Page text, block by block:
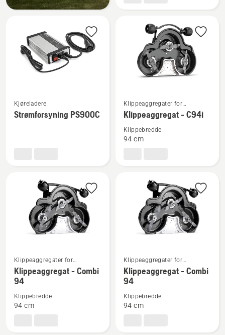
flere
detaljer
Kjøreladere
Strømforsyning PS900C
flere
detaljer
om
Klippeaggregater for
frontklippere til bruk i
boligområder
Klippeaggregat - C94i
Klippebredde
94 cm
Se
flere
detaljer
om
Klippeaggregat
Klippeaggregater for
frontklippere til bruk i
boligområder
Klippeaggregat - Combi
94
Klippebredde
94 cm
Se
flere
detaljer
om
Klippeaggregat
Klippeaggregater for
frontklippere til bruk i
boligområder
Klippeaggregat - Combi
94
Klippebredde
94 cm